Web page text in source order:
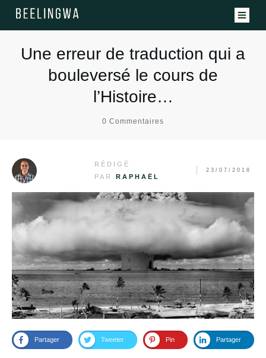
Une erreur de traduction qui a
bouleversé le cours de
l’Histoire…
0 Commentaires
RÉDIGÉ
PAR RAPHAËL
23/07/2018
Partager Tweeter Pin Partager